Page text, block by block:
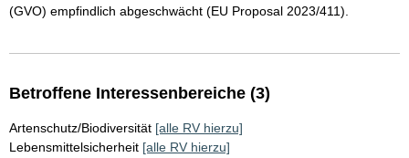
(GVO) empfindlich abgeschwächt (EU Proposal 2023/411).
Betroffene Interessenbereiche (3)
Artenschutz/Biodiversität [alle RV hierzu]
Lebensmittelsicherheit [alle RV hierzu]